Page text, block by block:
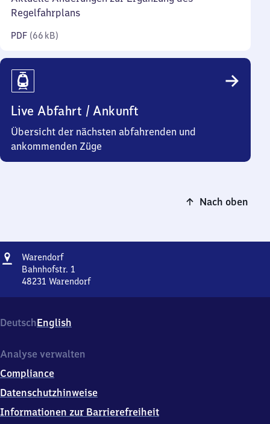
Regelfahrplans
PDF (66 kB)
Live Abfahrt / Ankunft
Übersicht der nächsten abfahrenden und
ankommenden Züge
Nach oben
Adresse
WarendorfWarendorf
Bahnhofstr. 1
48231 Warendorf
1,
4
2
1
Warendorf
DeutschEnglish
Analyse verwalten
Compliance
Datenschutzhinweise
Informationen zur Barrierefreiheit